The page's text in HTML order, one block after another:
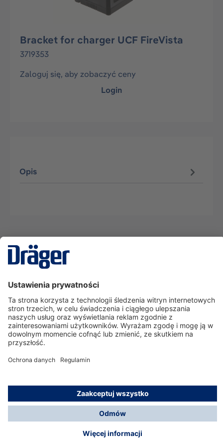
Bracket for charger UCF FireVista
3719353
Zaloguj się, aby zobaczyć ceny
Login
Opis
Serwisowa linia hotline
O nas
Korzystanie ze sklepu
© Dräger Polska Sp. z o.o., 2025
*Wszystkie ceny bez VAT, na warunkach opisanych w